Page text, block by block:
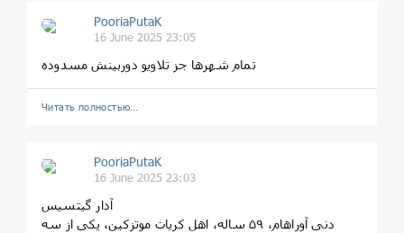
PooriaPutaK
16 June 2025 23:05
تمام شهرها جز تلاویو دوربینش مسدوده
Читать полностью…
PooriaPutaK
16 June 2025 23:03
آدار گیتسیس
دنی آوراهام، ۵۹ ساله، اهل کریات موتزکین، یکی از سه